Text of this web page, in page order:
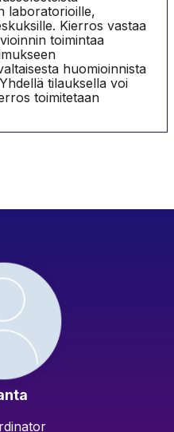
laboratorioille,
Kierros vastaa
toimintaa
huomioinnista
tilauksella voi
toimitetaan